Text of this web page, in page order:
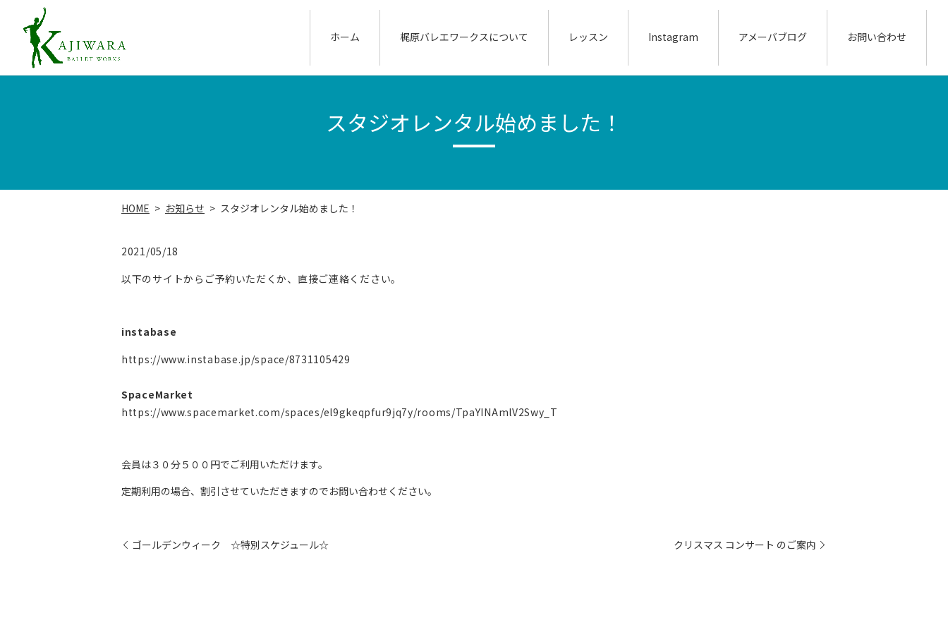
ホーム 梶原バレエワークスについて レッスン Instagram アメーバブログ お問い合わせ
スタジオレンタル始めました！
HOME お知らせ スタジオレンタル始めました！
2021/05/18
以下のサイトからご予約いただくか、直接ご連絡ください。
instabase
https://www.instabase.jp/space/8731105429
SpaceMarket
https://www.spacemarket.com/spaces/el9gkeqpfur9jq7y/rooms/TpaYINAmlV2Swy_T
会員は３０分５００円でご利用いただけます。
定期利用の場合、割引させていただきますのでお問い合わせください。
ゴールデンウィーク ☆特別スケジュール☆ クリスマス コンサート のご案内